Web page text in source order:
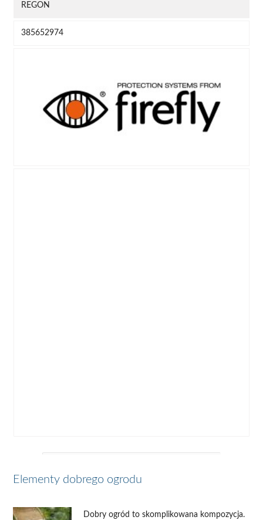
REGON
385652974
Elementy dobrego ogrodu
Dobry ogród to skomplikowana kompozycja.